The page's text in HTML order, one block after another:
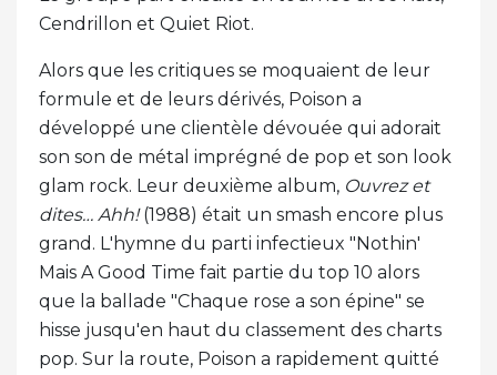
Cendrillon et Quiet Riot.
Alors que les critiques se moquaient de leur
formule et de leurs dérivés, Poison a
développé une clientèle dévouée qui adorait
son son de métal imprégné de pop et son look
glam rock. Leur deuxième album, Ouvrez et
dites… Ahh!(1988) était un smash encore plus
grand. L'hymne du parti infectieux "Nothin'
Mais A Good Time fait partie du top 10 alors
que la ballade "Chaque rose a son épine" se
hisse jusqu'en haut du classement des charts
pop. Sur la route, Poison a rapidement quitté